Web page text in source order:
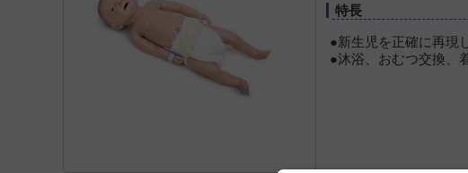
特長
●新生児を正確に再現
●沐浴、おむつ交換、